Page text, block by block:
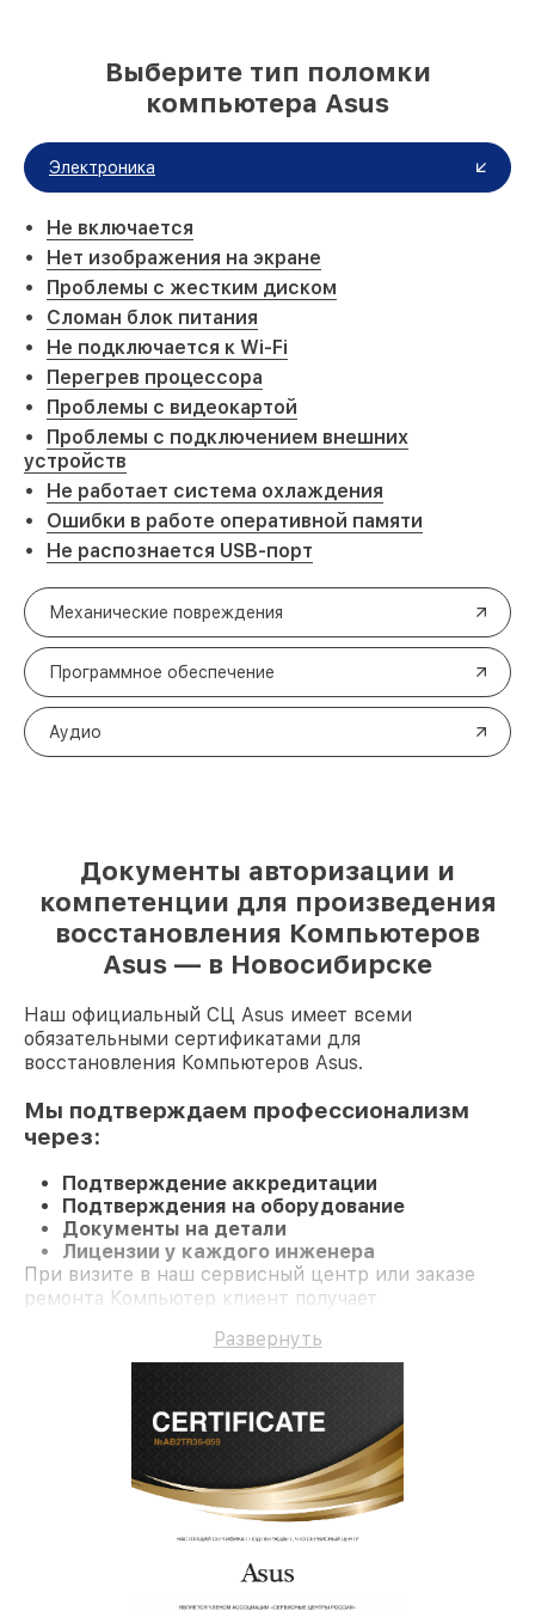
Выберите тип поломки
компьютера Asus
Электроника
Не включается
Нет изображения на экране
Проблемы с жестким диском
Сломан блок питания
Не подключается к Wi-Fi
Перегрев процессора
Проблемы с видеокартой
Проблемы с подключением внешних
устройств
Не работает система охлаждения
Ошибки в работе оперативной памяти
Не распознается USB-порт
Механические повреждения
Программное обеспечение
Аудио
Документы авторизации и
компетенции для произведения
восстановления Компьютеров
Asus — в Новосибирске
Наш официальный СЦ Asus имеет всеми
обязательными сертификатами для
восстановления Компьютеров Asus.
Мы подтверждаем профессионализм
через:
Подтверждение аккредитации
Подтверждения на оборудование
Документы на детали
Лицензии у каждого инженера
При визите в наш сервисный центр или заказе
ремонта Компьютер клиент получает
гарантию на ремонт и детали.
Развернуть